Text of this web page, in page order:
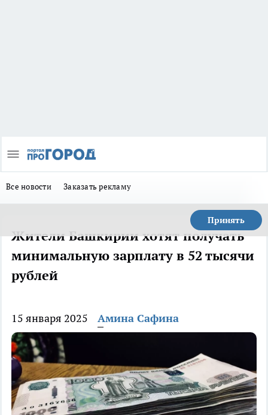
Все новости Заказать рекламу
Принять
Жители Башкирии хотят получать
минимальную зарплату в 52 тысячи
рублей
15 января 2025 Амина Сафина